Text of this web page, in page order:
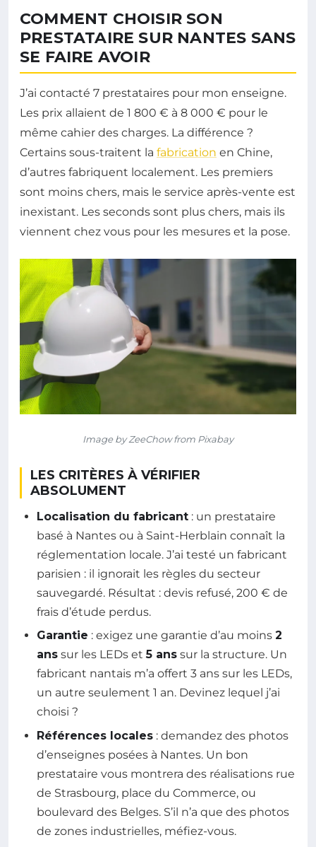
COMMENT CHOISIR SON
PRESTATAIRE SUR NANTES SANS
SE FAIRE AVOIR
J’ai contacté 7 prestataires pour mon enseigne.
Les prix allaient de 1 800 € à 8 000 € pour le
même cahier des charges. La différence ?
Certains sous-traitent la fabrication en Chine,
d’autres fabriquent localement. Les premiers
sont moins chers, mais le service après-vente est
inexistant. Les seconds sont plus chers, mais ils
viennent chez vous pour les mesures et la pose.
Image by ZeeChow from Pixabay
LES CRITÈRES À VÉRIFIER
ABSOLUMENT
Localisation du fabricant : un prestataire
basé à Nantes ou à Saint-Herblain connaît la
réglementation locale. J’ai testé un fabricant
parisien : il ignorait les règles du secteur
sauvegardé. Résultat : devis refusé, 200 € de
frais d’étude perdus.
Garantie : exigez une garantie d’au moins 2
ans sur les LEDs et5 ans sur la structure. Un
fabricant nantais m’a offert 3 ans sur les LEDs,
un autre seulement 1 an. Devinez lequel j’ai
choisi ?
Références locales : demandez des photos
d’enseignes posées à Nantes. Un bon
prestataire vous montrera des réalisations rue
de Strasbourg, place du Commerce, ou
boulevard des Belges. S’il n’a que des photos
de zones industrielles, méfiez-vous.